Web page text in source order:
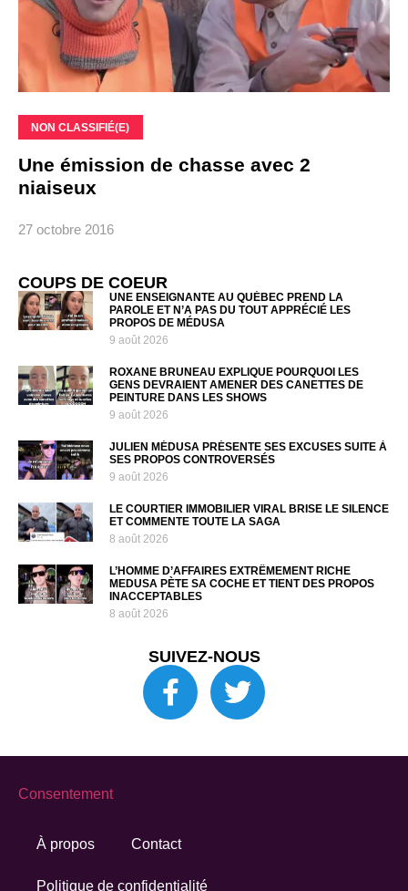
NON CLASSIFIÉ(E)
Une émission de chasse avec 2
niaiseux
27 octobre 2016
COUPS DE COEUR
UNE ENSEIGNANTE AU QUÉBEC PREND LA
PAROLE ET N’A PAS DU TOUT APPRÉCIÉ LES
PROPOS DE MÉDUSA
9 août 2026
ROXANE BRUNEAU EXPLIQUE POURQUOI LES
GENS DEVRAIENT AMENER DES CANETTES DE
PEINTURE DANS LES SHOWS
9 août 2026
JULIEN MÉDUSA PRÉSENTE SES EXCUSES SUITE À
SES PROPOS CONTROVERSÉS
9 août 2026
LE COURTIER IMMOBILIER VIRAL BRISE LE SILENCE
ET COMMENTE TOUTE LA SAGA
8 août 2026
L’HOMME D’AFFAIRES EXTRÊMEMENT RICHE
MEDUSA PÈTE SA COCHE ET TIENT DES PROPOS
INACCEPTABLES
8 août 2026
SUIVEZ-NOUS
À propos Contact
Politique de confidentialité
Consentement